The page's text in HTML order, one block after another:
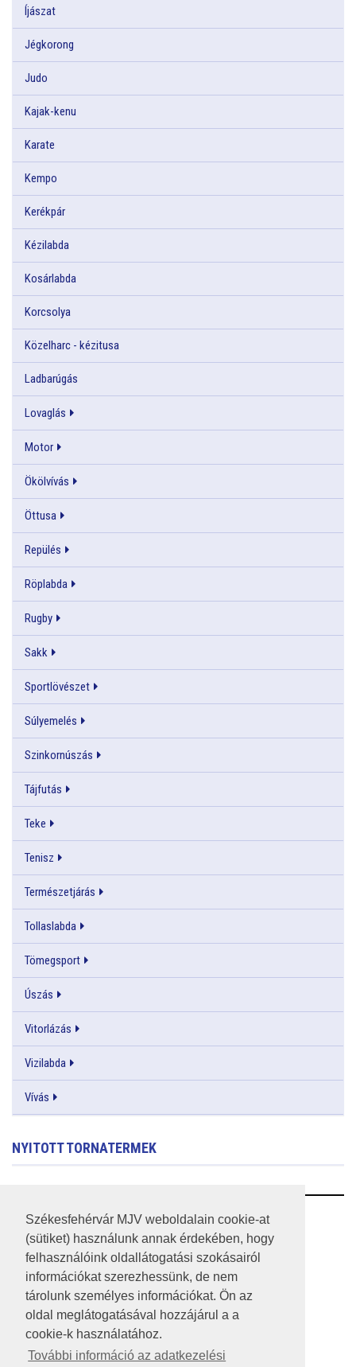
Székesfehérvár MJV weboldalain cookie-at
(sütiket) használunk annak érdekében, hogy
felhasználóink oldallátogatási szokásairól
információkat szerezhessünk, de nem
tárolunk személyes információkat. Ön az
oldal meglátogatásával hozzájárul a a
cookie-k használatához.
További információ az adatkezelési
Íjászat
Jégkorong
Judo
Kajak-kenu
Karate
Kempo
Kerékpár
Kézilabda
Kosárlabda
Korcsolya
Közelharc - kézitusa
Ladbarúgás
Lovaglás
Motor
Ökölvívás
Öttusa
Repülés
Röplabda
Rugby
Sakk
Sportlövészet
Súlyemelés
Szinkornúszás
Tájfutás
Teke
Tenisz
Természetjárás
Tollaslabda
Tömegsport
Úszás
Vitorlázás
Vizilabda
Vívás
NYITOTT TORNATERMEK
RSS
A HONLAP 2017.03.31-I ÁLLAPOTA
JOGI NYILATKOZAT
IMPRESSZUM